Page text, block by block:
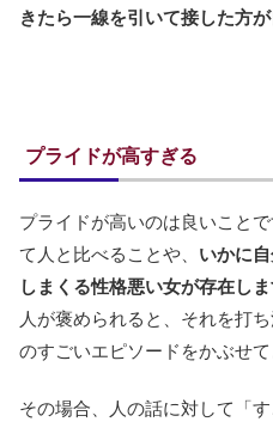
きたら一線を引いて接した方が
プライドが高すぎる
プライドが高いのは良いこと
て人と比べることや、 いかに
しまくる性格悪い女が存在しま
人が褒められると、それを打
のすごいエピソードをかぶせて
その場合、人の話に対して「